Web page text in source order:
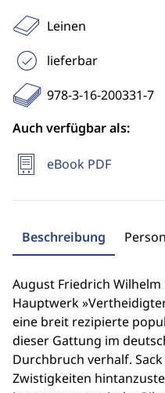
Leinen
lieferbar
978-3-16-200331-7
Auch verfügbar als:
eBook PDF
Beschreibung
August Friedrich Wilhelm
Hauptwerk
eine breit rezipierte
dieser Gattung im
Durchbruch verhalf.
Zwistigkeiten